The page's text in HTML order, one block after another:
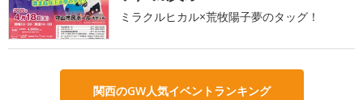
ミラクルヒカル×荒牧陽子夢のタッグ！
関西のGW人気イベントランキング